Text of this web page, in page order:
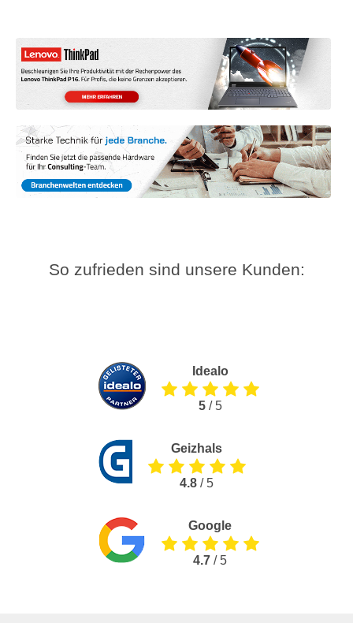
So zufrieden sind unsere Kunden:
Idealo
5/ 5
Geizhals
4.8 / 5
Google
4.7 / 5